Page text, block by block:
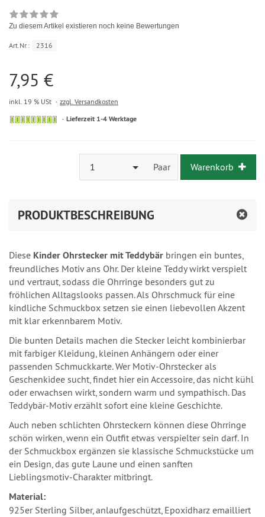
Zu diesem Artikel existieren noch keine Bewertungen
Art.Nr.: 2316
7,95 €
inkl. 19 % USt zzgl. Versandkosten
Lieferzeit 1-4 Werktage
1 Paar Warenkorb
PRODUKTBESCHREIBUNG
Diese Kinder Ohrstecker mit Teddybär bringen ein buntes,
freundliches Motiv ans Ohr. Der kleine Teddy wirkt verspielt
und vertraut, sodass die Ohrringe besonders gut zu
fröhlichen Alltagslooks passen. Als Ohrschmuck für eine
kindliche Schmuckbox setzen sie einen liebevollen Akzent
mit klar erkennbarem Motiv.
Die bunten Details machen die Stecker leicht kombinierbar
mit farbiger Kleidung, kleinen Anhängern oder einer
passenden Schmuckkarte. Wer Motiv-Ohrstecker als
Geschenkidee sucht, findet hier ein Accessoire, das nicht kühl
oder erwachsen wirkt, sondern warm und sympathisch. Das
Teddybär-Motiv erzählt sofort eine kleine Geschichte.
Auch neben schlichten Ohrsteckern können diese Ohrringe
schön wirken, wenn ein Outfit etwas verspielter sein darf. In
der Schmuckbox ergänzen sie klassische Schmuckstücke um
ein Design, das gute Laune und einen sanften
Lieblingsmotiv-Charakter mitbringt.
Material:
925er Sterling Silber, anlaufgeschützt, Epoxidharz emailliert